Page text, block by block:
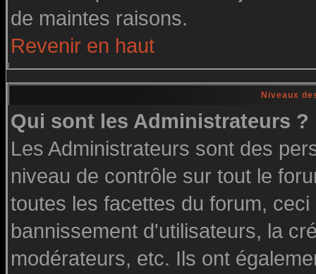
de maintes raisons.
Revenir en haut
Niveaux
Qui sont les Administrateurs ?
Les Administrateurs sont des
niveau de contrôle sur tout le
toutes les facettes du forum,
bannissement d'utilisateurs, la
modérateurs, etc. Ils ont